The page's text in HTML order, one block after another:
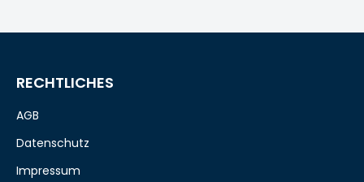
RECHTLICHES
AGB
Datenschutz
Impressum